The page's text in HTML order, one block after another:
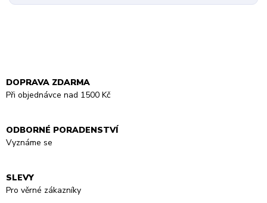
DOPRAVA ZDARMA
Při objednávce nad 1500 Kč
ODBORNÉ PORADENSTVÍ
Vyznáme se
SLEVY
Pro věrné zákazníky